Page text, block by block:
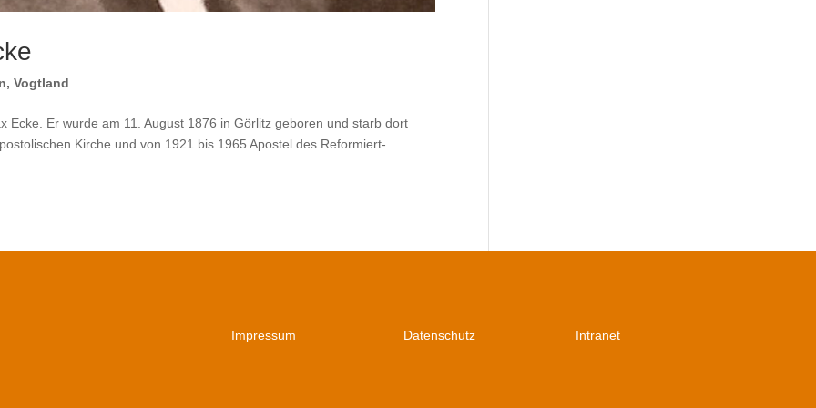
,Vogtland
Ecke. Er wurde am 11. August 1876 in Görlitz geboren und starb dort
Kirche und von 1921 bis 1965 Apostel des Reformiert-
Impressum Datenschutz Intranet